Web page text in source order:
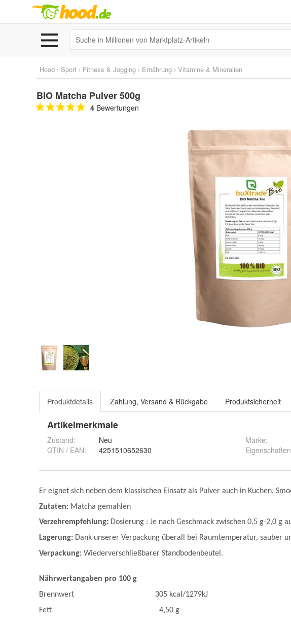
Hood › Sport › Fitness & Jogging › Ernährung › Vitamine & Mineralien
BIO Matcha Pulver 500g
4 Bewertungen
Produktdetails Zahlung, Versand & Rückgabe Produktsicherheit
Artikelmerkmale
Zustand:
Neu
GTIN / EAN:
4251510652630
Marke:
Eigenschaften